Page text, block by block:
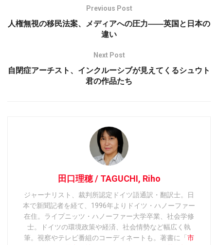
Previous Post
人権無視の移民法案、メディアへの圧力――英国と日本の
違い
Next Post
自閉症アーチスト、インクルーシブが見えてくるシュウト
君の作品たち
田口理穂 / TAGUCHI, Riho
ジャーナリスト、裁判所認定ドイツ語通訳・翻訳士。日
本で新聞記者を経て、1996年よりドイツ・ハノーファー
在住。ライプニッツ・ハノーファー大学卒業、社会学修
士。ドイツの環境政策や経済、社会情勢など幅広く執
筆。視察やテレビ番組のコーディネートも。著書に「 市